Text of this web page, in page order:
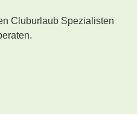
Cluburlaub Spezialisten